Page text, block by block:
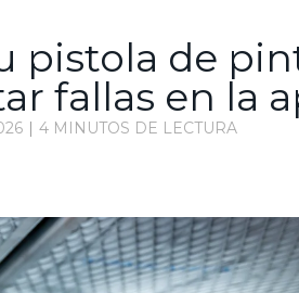
pistola de
fallas en la
4 MINUTOS DE LECTURA